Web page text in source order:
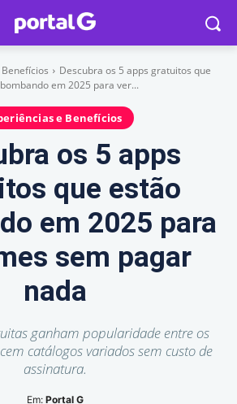
Descubra os 5 apps gratuitos que
em 2025 para ver...
e Benefícios
os 5 apps
que estão
em 2025 para
sem pagar
nada
ganham popularidade entre os
catálogos variados sem custo de
assinatura.
Em: Portal G